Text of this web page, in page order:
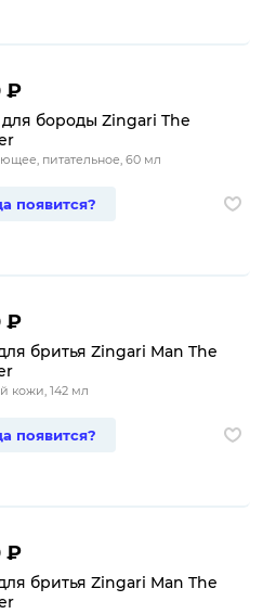
₽
бороды Zingari The
питательное, 60 мл
появится?
₽
бритья Zingari Man The
кожи, 142 мл
появится?
₽
бритья Zingari Man The